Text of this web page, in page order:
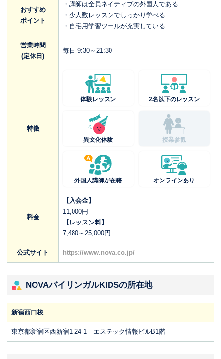
おすすめ
ポイント
・講師は全員ネイティブの外国人である
・少人数レッスンでしっかり学べる
・自宅用学習ツールが充実している
営業時間
(定休日)
毎日 9:30～21:30
特徴
体験レッスン 2名以下のレッスン
異文化体験 授業参観
外国人講師が在籍 オンラインあり
料金
【入会金】
11,000円
【レッスン料】
7,480～25,000円
公式サイト https://www.nova.co.jp/
NOVAバイリンガルKIDSの所在地
新宿西口校
東京都新宿区西新宿1-24-1 エステック情報ビルB1階